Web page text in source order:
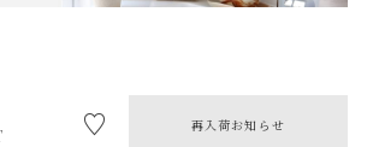
再入荷お知らせ